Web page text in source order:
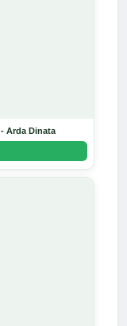
- Arda Dinata